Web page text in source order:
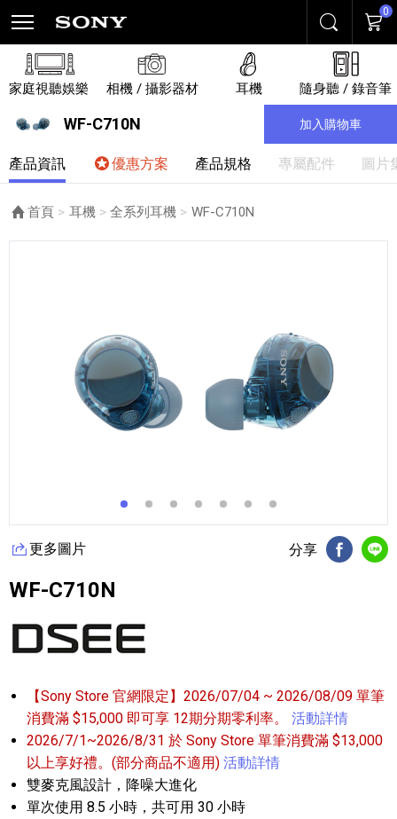
搜尋 購物
0
家庭視聽娛樂 相機 / 攝影器材 耳機 隨身聽 / 錄音筆
WF-C710N 加入購物車
產品資訊 優惠方案 產品規格 專屬配件 圖片
首頁 耳機 全系列耳機 目前頁面：
WF-C710N
更多圖片 分享
FB分享
WF-C710N
【Sony Store 官網限定】2026/07/04 ~ 2026/08/09 單筆
消費滿 $15,000 即可享 12期分期零利率。
活動詳情
2026/7/1~2026/8/31 於 Sony Store 單筆消費滿 $13,000
以上享好禮。(部分商品不適用) 活動詳情
雙麥克風設計，降噪大進化
單次使用 8.5 小時，共可用 30 小時